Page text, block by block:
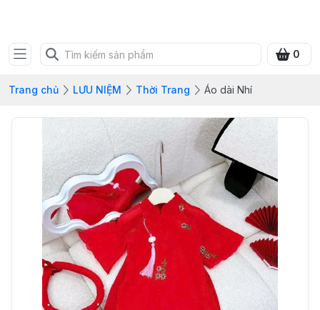
0
Trang chủ LƯU NIỆM Thời Trang Áo dài Nhí